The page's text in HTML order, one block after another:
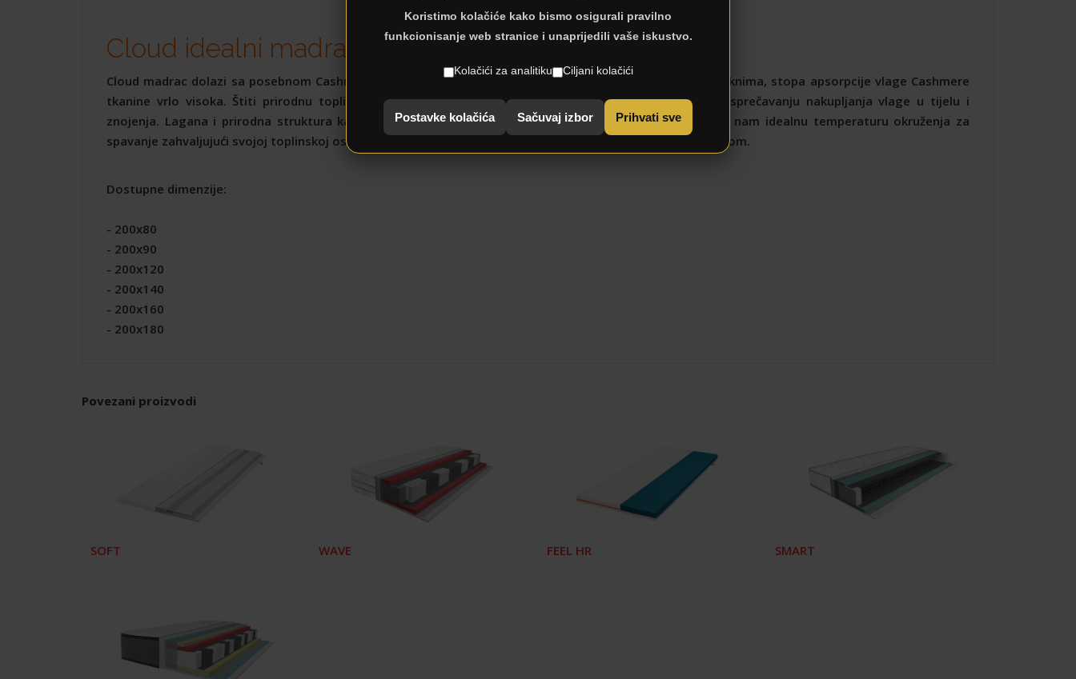
Cloud idealni madrac za Vaše najmilije
Cloud madrac dolazi sa posebnom Cashmere antialergijska navlaka - u usporedbi s drugim prirodnim vlaknima, stopa apsorpcije vlage Cashmere
tkanine vrlo visoka. Štiti prirodnu toplinu svojom vrhunskom sposobnošću upijanja vlage. Pomaže u sprečavanju nakupljanja vlage u tijelu i
znojenja. Lagana i prirodna struktura kashmira, kola se vrlo dobro prilagodjava Ijudskom tijelu, nudeći nam idealnu temperaturu okruženja za
spavanje zahvaljujući svojoj toplinskoj osobini i ne izaziva reakciju u tijelu svojom antialergijskom strukturom.
Dostupne dimenzije:
- 200x80
- 200x90
- 200x120
- 200x140
- 200x160
- 200x180
Povezani proizvodi
SOFT WAVE FEEL HR SMART
Koristimo kolačiće kako bismo osigurali pravilno
funkcionisanje web stranice i unaprijedili vaše iskustvo.
Kolačići za analitiku Ciljani kolačići
Postavke kolačića Sačuvaj izbor Prihvati sve